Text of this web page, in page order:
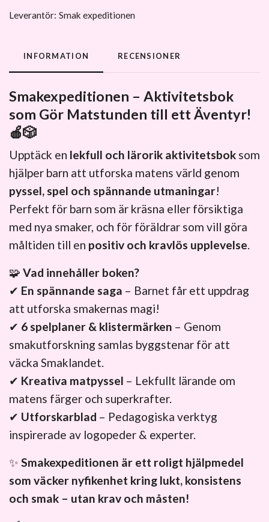
Leverantör: Smak expeditionen
INFORMATION RECENSIONER
Smakexpeditionen – Aktivitetsbok
som Gör Matstunden till ett Äventyr!
🍎🎲
Upptäck en lekfull och lärorik aktivitetsbok som
hjälper barn att utforska matens värld genom
pyssel, spel och spännande utmaningar!
Perfekt för barn som är kräsna eller försiktiga
med nya smaker, och för föräldrar som vill göra
måltiden till en positiv och kravlös upplevelse.
🧩 Vad innehåller boken?
✔ En spännande saga – Barnet får ett uppdrag
att utforska smakernas magi!
✔ 6 spelplaner & klistermärken – Genom
smakutforskning samlas byggstenar för att
väcka Smaklandet.
✔ Kreativa matpyssel – Lekfullt lärande om
matens färger och superkrafter.
✔ Utforskarblad – Pedagogiska verktyg
inspirerade av logopeder & experter.
✨ Smakexpeditionen är ett roligt hjälpmedel
som väcker nyfikenhet kring lukt, konsistens
och smak – utan krav och måsten!